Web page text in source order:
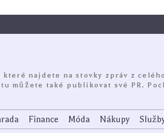
najdete na stovky zpráv z
můžete také publikovat své PR.
Finance Móda Nákupy